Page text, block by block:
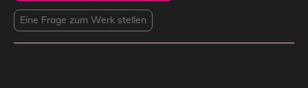
Eine Frage zum Werk stellen